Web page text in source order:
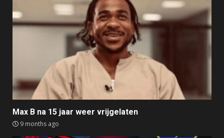
Max B na 15 jaar weer vrijgelaten
9 months ago